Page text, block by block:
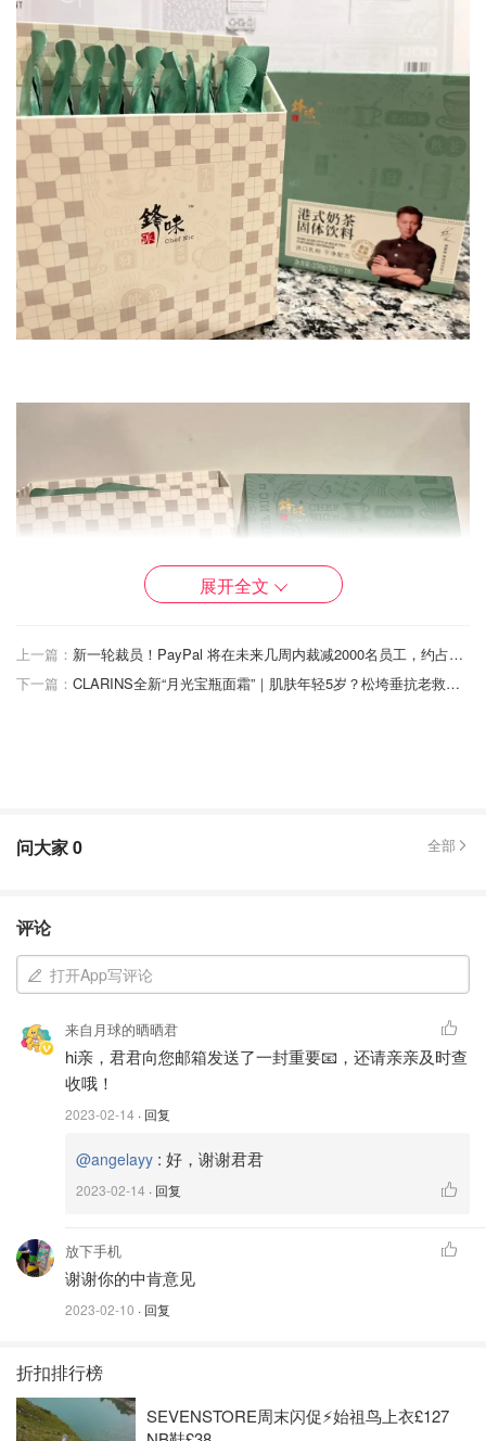
展开全文
上一篇：
新一轮裁员！PayPal 将在未来几周内裁减2000名员工，约占员工总数的7%
下一篇：
CLARINS全新“月光宝瓶面霜”｜肌肤年轻5岁？松垮垂抗老救星，贵妇乳霜排名大洗牌！
问大家0 全部
评论
打开App写评论
来自月球的晒晒君
hi亲，君君向您邮箱发送了一封重要📧，还请亲亲及时查
收哦！
2023-02-14 · 回复
@angelayy : 好，谢谢君君
2023-02-14 · 回复
放下手机
谢谢你的中肯意见
2023-02-10 · 回复
折扣排行榜
SEVENSTORE周末闪促⚡️始祖鸟上衣£127